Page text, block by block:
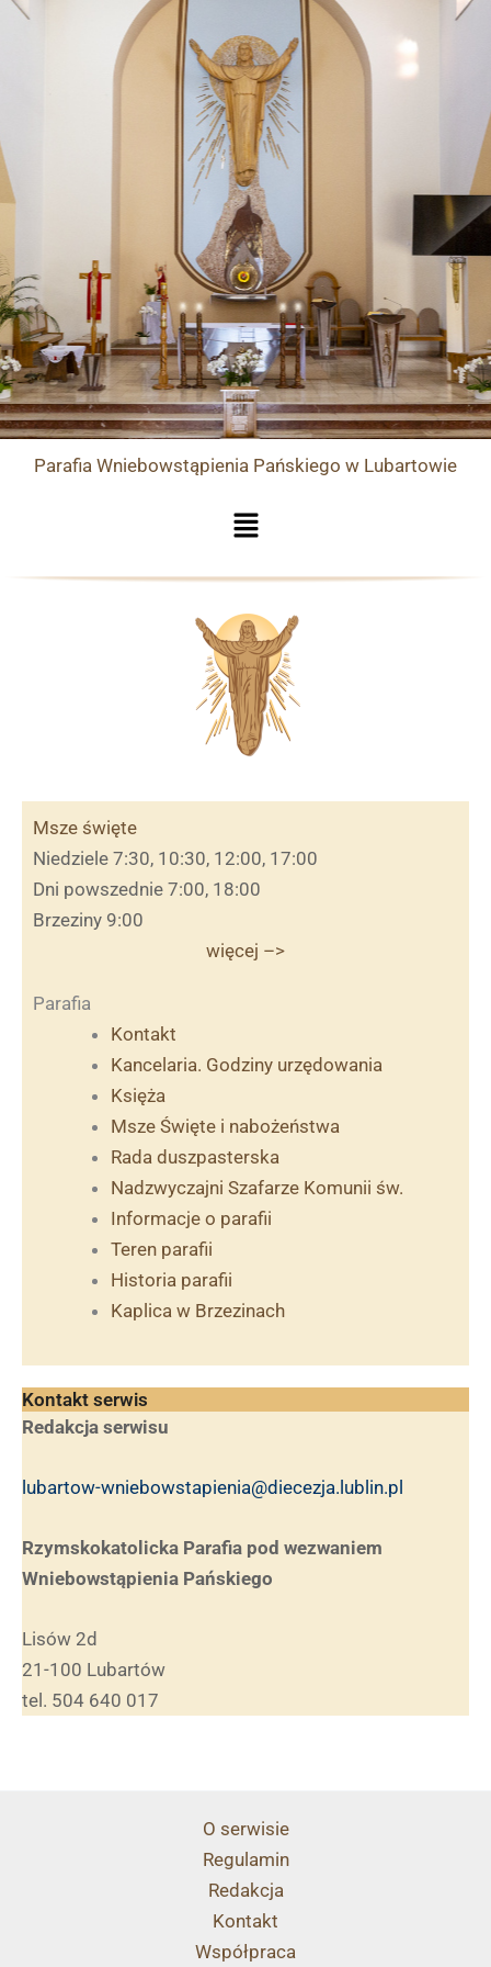
Przejdź
Parafia Wniebowstąpienia Pańskiego w Lubartowie
Menu
Msze święte
Niedziele 7:30, 10:30, 12:00, 17:00
Dni powszednie 7:00, 18:00
Brzeziny 9:00
więcej –>
Parafia
Kontakt
Kancelaria. Godziny urzędowania
Księża
Msze Święte i nabożeństwa
Rada duszpasterska
Nadzwyczajni Szafarze Komunii św.
Informacje o parafii
Teren parafii
Historia parafii
Kaplica w Brzezinach
Kontakt serwis
Redakcja serwisu
lubartow-wniebowstapienia@diecezja.lublin.pl
Rzymskokatolicka Parafia pod wezwaniem
Wniebowstąpienia Pańskiego
Lisów 2d
21-100 Lubartów
tel. 504 640 017
O serwisie
Regulamin
Redakcja
Kontakt
Współpraca